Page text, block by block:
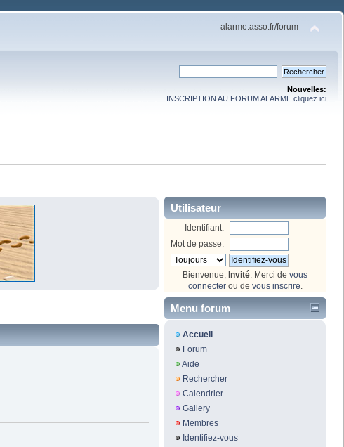
alarme.asso.fr/forum
Nouvelles:
INSCRIPTION AU FORUM ALARME cliquez ici
Utilisateur
Identifiant:
Mot de passe:
Bienvenue, Invité . Merci de vous
connecterou de vous inscrire
Menu forum
Accueil
Forum
Aide
Rechercher
Calendrier
Gallery
Membres
Identifiez-vous